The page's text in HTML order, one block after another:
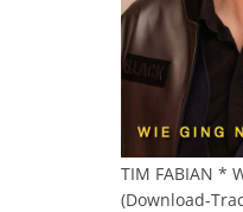
TIM FABIAN *
(Download-